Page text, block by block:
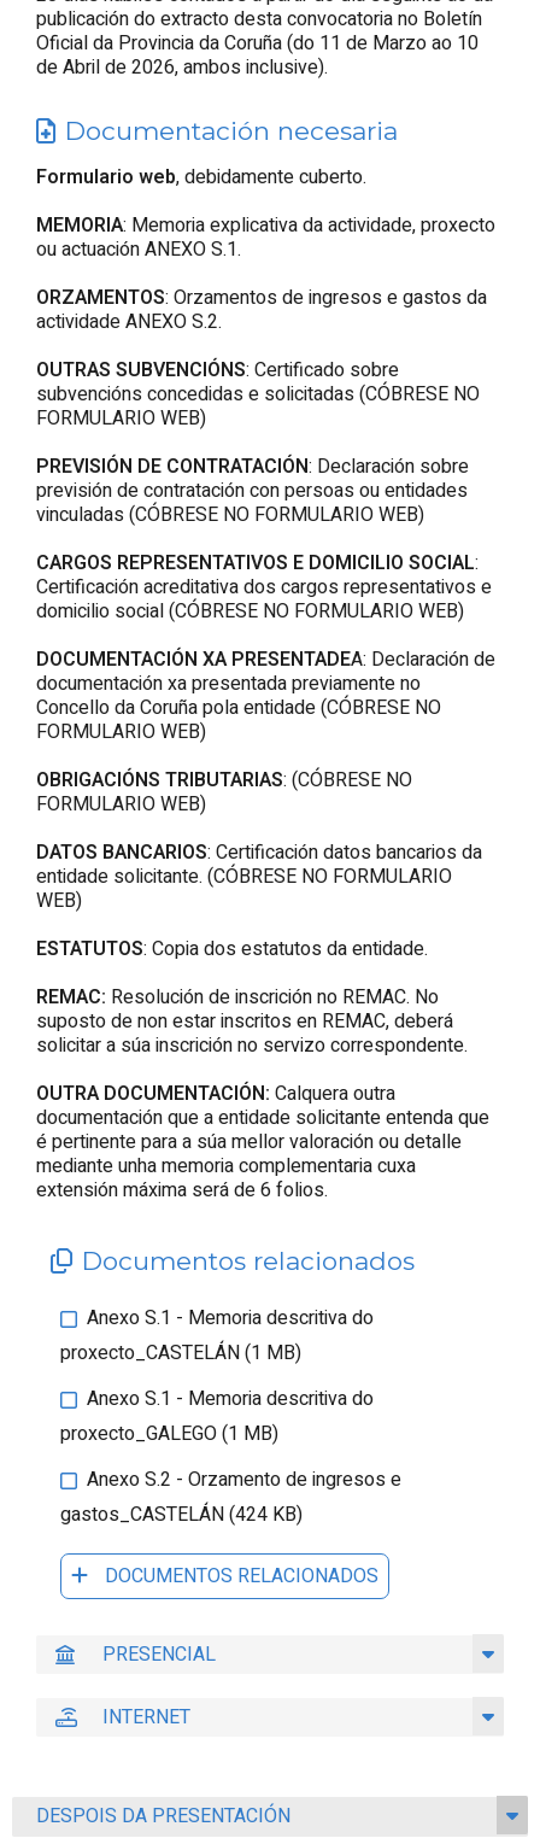
publicación do extracto desta convocatoria no Boletín
Oficial da Provincia da Coruña (do 11 de Marzo ao 10
de Abril de 2026, ambos inclusive).
Documentación necesaria
Formulario web, debidamente cuberto.
MEMORIA: Memoria explicativa da actividade, proxecto
ou actuación ANEXO S.1.
ORZAMENTOS: Orzamentos de ingresos e gastos da
actividade ANEXO S.2.
OUTRAS SUBVENCIÓNS: Certificado sobre
subvencións concedidas e solicitadas (CÓBRESE NO
FORMULARIO WEB)
PREVISIÓN DE CONTRATACIÓN: Declaración sobre
previsión de contratación con persoas ou entidades
vinculadas (CÓBRESE NO FORMULARIO WEB)
CARGOS REPRESENTATIVOS E DOMICILIO SOCIAL:
Certificación acreditativa dos cargos representativos e
domicilio social (CÓBRESE NO FORMULARIO WEB)
DOCUMENTACIÓN XA PRESENTADEA: Declaración de
documentación xa presentada previamente no
Concello da Coruña pola entidade (CÓBRESE NO
FORMULARIO WEB)
OBRIGACIÓNS TRIBUTARIAS: (CÓBRESE NO
FORMULARIO WEB)
DATOS BANCARIOS: Certificación datos bancarios da
entidade solicitante. (CÓBRESE NO FORMULARIO
WEB)
ESTATUTOS: Copia dos estatutos da entidade.
REMAC: Resolución de inscrición no REMAC. No
suposto de non estar inscritos en REMAC, deberá
solicitar a súa inscrición no servizo correspondente.
OUTRA DOCUMENTACIÓN: Calquera outra
documentación que a entidade solicitante entenda que
é pertinente para a súa mellor valoración ou detalle
mediante unha memoria complementaria cuxa
extensión máxima será de 6 folios.
Documentos relacionados
Anexo S.1 - Memoria descritiva do
proxecto_CASTELÁN (1 MB)
Anexo S.1 - Memoria descritiva do
proxecto_GALEGO (1 MB)
Anexo S.2 - Orzamento de ingresos e
gastos_CASTELÁN (424 KB)
DOCUMENTOS RELACIONADOS
PRESENCIAL
INTERNET
DESPOIS DA PRESENTACIÓN